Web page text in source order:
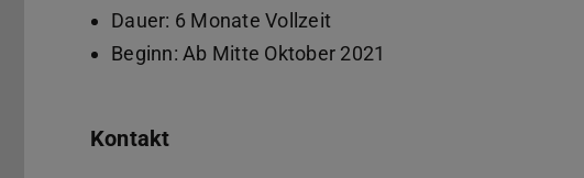
Dauer: 6 Monate Vollzeit
Beginn: Ab Mitte Oktober 2021
Kontakt